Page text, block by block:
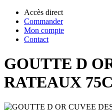
Accès direct
Commander
Mon compte
Contact
GOUTTE D
RATEAUX